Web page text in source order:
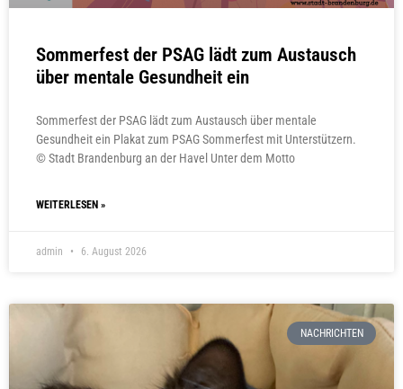
Sommerfest der PSAG lädt zum Austausch
über mentale Gesundheit ein
Sommerfest der PSAG lädt zum Austausch über mentale
Gesundheit ein Plakat zum PSAG Sommerfest mit Unterstützern.
© Stadt Brandenburg an der Havel Unter dem Motto
WEITERLESEN »
admin 6. August 2026
NACHRICHTEN